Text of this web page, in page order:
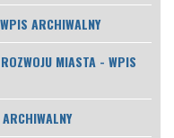
ARCHIWALNY
MIASTA - WPIS